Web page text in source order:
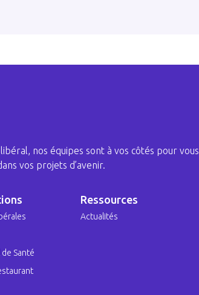
nos équipes sont à vos côtés pour vous
vos projets d’avenir.
Santé
Ressources
Actualités